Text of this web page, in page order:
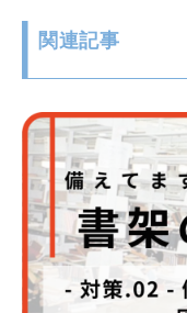
関連記事